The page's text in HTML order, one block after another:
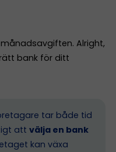
Alright,
bank för ditt
tar både tid
att välja en bank
kan växa